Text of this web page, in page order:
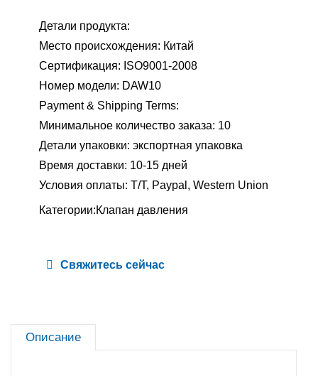
Детали продукта:
Место происхождения: Китай
Сертификация: ISO9001-2008
Номер модели: DAW10
Payment & Shipping Terms:
Минимальное количество заказа: 10
Детали упаковки: экспортная упаковка
Время доставки: 10-15 дней
Условия оплаты: T/T, Paypal, Western Union
Категории:Клапан давления
Свяжитесь сейчас
Описание